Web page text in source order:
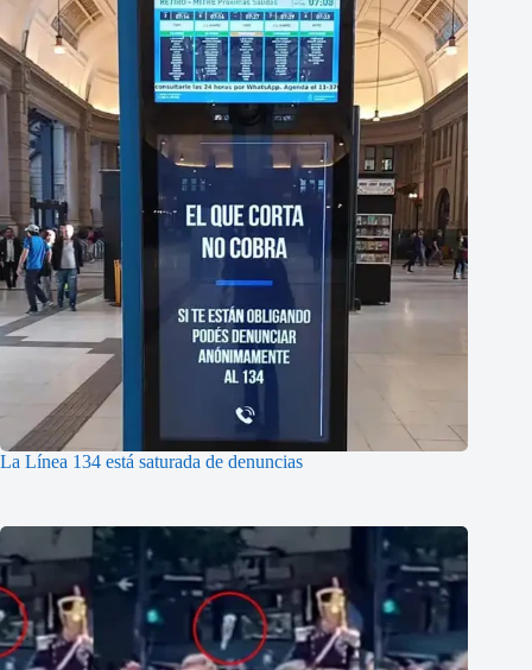
La Línea 134 está saturada de denuncias